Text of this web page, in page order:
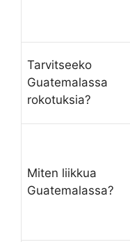
Tarvitseeko
Guatemalassa
rokotuksia?
Miten liikkua
Guatemalassa?